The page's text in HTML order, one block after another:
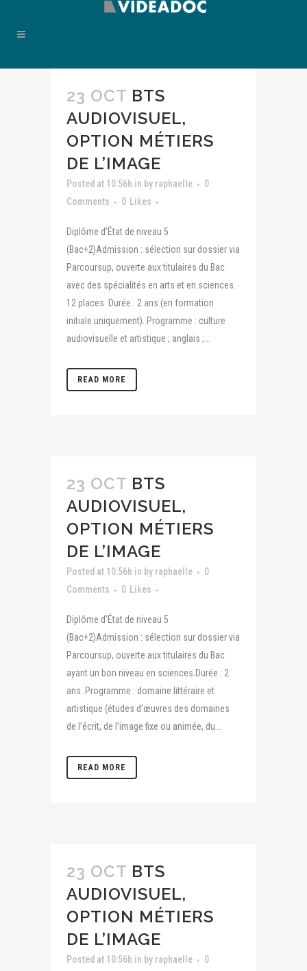
23 OCT BTS
AUDIOVISUEL,
OPTION MÉTIERS
DE L’IMAGE
Posted at 10:56h in by raphaelle
0
Comments
0 Likes
Diplôme d’État de niveau 5
(Bac+2)Admission : sélection sur dossier via
Parcoursup, ouverte aux titulaires du Bac
avec des spécialités en arts et en sciences.
12 places. Durée : 2 ans (en formation
initiale uniquement). Programme : culture
audiovisuelle et artistique ; anglais ;...
READ MORE
23 OCT BTS
AUDIOVISUEL,
OPTION MÉTIERS
DE L’IMAGE
Posted at 10:56h in by raphaelle
0
Comments
0 Likes
Diplôme d’État de niveau 5
(Bac+2)Admission : sélection sur dossier via
Parcoursup, ouverte aux titulaires du Bac
ayant un bon niveau en sciences.Durée : 2
ans. Programme : domaine littéraire et
artistique (études d’œuvres des domaines
de l’écrit, de l’image fixe ou animée, du...
READ MORE
23 OCT BTS
AUDIOVISUEL,
OPTION MÉTIERS
DE L’IMAGE
Posted at 10:56h in by raphaelle
0